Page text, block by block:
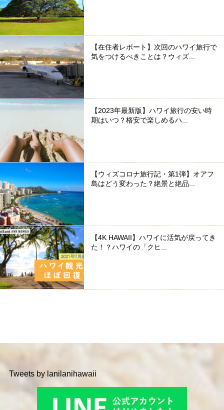
【在住者レポート】次回のハワイ旅行で
気をつけるべきことは？ウィズ...
【2023年最新版】ハワイ旅行の安い時
期はいつ？格安で楽しめるハ...
【ウィズコロナ旅行記・第1弾】オアフ
島はどう変わった？絶景と絶品...
【4K HAWAII】ハワイに活気が戻ってき
た！？ハワイの「クヒ...
Tweets by lanilanihawaii